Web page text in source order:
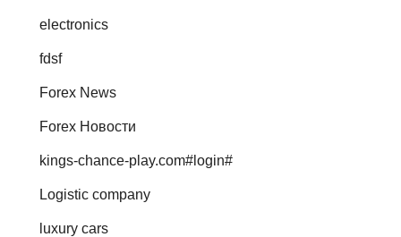
electronics
fdsf
Forex News
Forex Новости
kings-chance-play.com#login#
Logistic company
luxury cars